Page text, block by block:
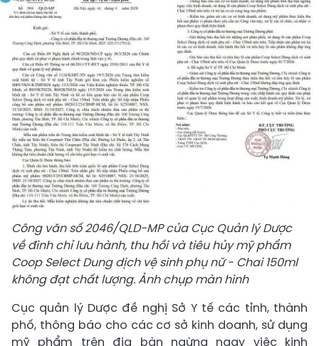
Công văn số 2046/QLD-MP của Cục Quản lý Dược
về đình chỉ lưu hành, thu hồi và tiêu hủy mỹ phẩm
Coop Select Dung dịch vệ sinh phụ nữ - Chai 150ml
không đạt chất lượng. Ảnh chụp màn hình
Cục quản lý Dược đề nghị Sở Y tế các tỉnh, thành
phố, thông báo cho các cơ sở kinh doanh, sử dụng
mỹ phẩm trên địa bàn ngừng ngay việc kinh